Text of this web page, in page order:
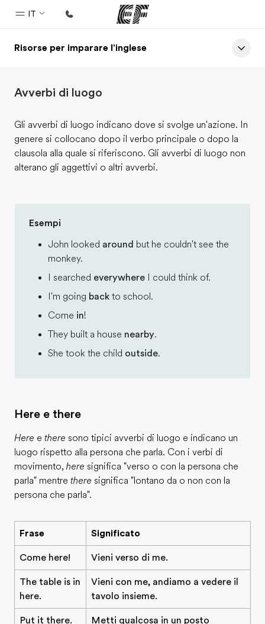
IT
Homepage
Programmi
Uffici
Trova l'ufficio più vicino
Carriera
Lavora con noi
Risorse per imparare l'inglese
Avverbi di luogo
Gli avverbi di luogo indicano dove si svolge un'azione. In
genere si collocano dopo il verbo principale o dopo la
clausola alla quale si riferiscono. Gli avverbi di luogo non
alterano gli aggettivi o altri avverbi.
Esempi
John looked around but he couldn't see the
monkey.
I searched everywhere I could think of.
I'm going back to school.
Come in!
They built a house nearby.
She took the child outside.
Here e there
Here e there sono tipici avverbi di luogo e indicano un
luogo rispetto alla persona che parla. Con i verbi di
movimento, here significa "verso o con la persona che
parla" mentre there significa "lontano da o non con la
persona che parla".
Frase Significato
Come here! Vieni verso di me.
The table is in
here.
Vieni con me, andiamo a vedere il
tavolo insieme.
Put it there.
Metti qualcosa in un posto